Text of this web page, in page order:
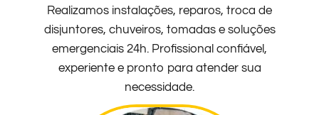
Realizamos instalações, reparos, troca de
disjuntores, chuveiros, tomadas e soluções
emergenciais 24h. Profissional confiável,
experiente e pronto para atender sua
necessidade.